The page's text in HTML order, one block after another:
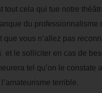
tout cela qui tue notre
du professionnalisme
que vous n’allez pas
et le solliciter en cas de
tel qu’on le constate
terrible.